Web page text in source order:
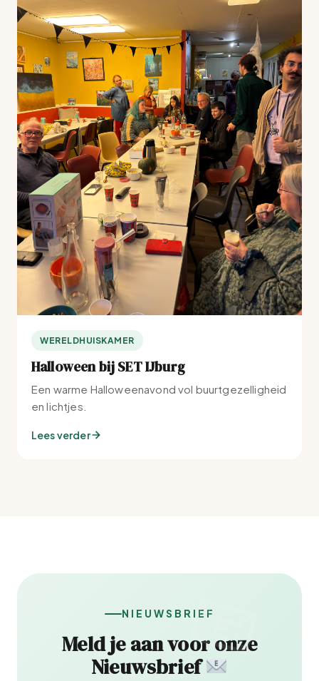
WERELDHUISKAMER
Halloween bij SET IJburg
Een warme Halloweenavond vol buurtgezelligheid
en lichtjes.
Lees verder
NIEUWSBRIEF
Meld je aan voor onze
Nieuwsbrief